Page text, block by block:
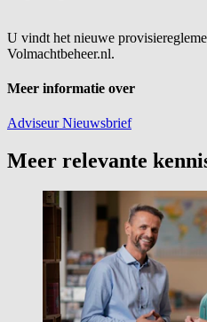
U vindt het nieuwe
Volmachtbeheer.nl.
Meer informatie over
AdviseurNieuwsbrief
Meer relevante